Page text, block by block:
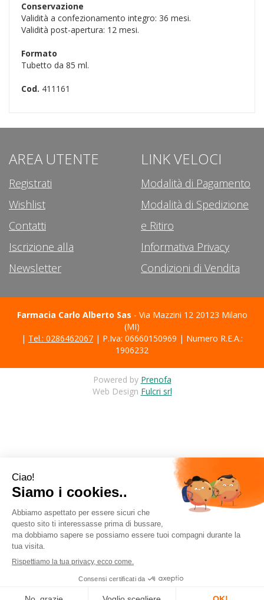
Conservazione
Validità a confezionamento integro: 36 mesi.
Validità post-apertura: 12 mesi.
Formato
Tubetto da 85 ml.
Cod. 411161
AREA UTENTE
Registrati
Wishlist
Contatti
Iscrizione alla
Newsletter
LINK VELOCI
Modalità di Pagamento
Modalità di Spedizione
e Ritiro
Informativa Privacy
Condizioni di Vendita
Farmacia Carlo Alberto Sas - Via Mazzini 12 20123 Milano
(MI)
| Tel.: 0286462067 | P.Iva: 06660150969 | Numero R.E.A.:
1906232
Powered by Prenofa
Web Design Fulcri srl